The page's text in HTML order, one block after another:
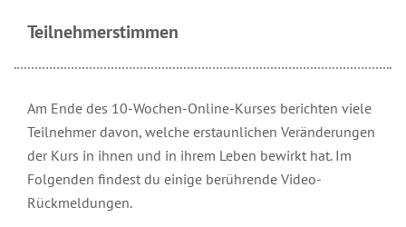
Teilnehmerstimmen
Am Ende des 10-Wochen-Online-Kurses berichten viele
Teilnehmer davon, welche erstaunlichen Veränderungen
der Kurs in ihnen und in ihrem Leben bewirkt hat. Im
Folgenden findest du einige berührende Video-
Rückmeldungen.